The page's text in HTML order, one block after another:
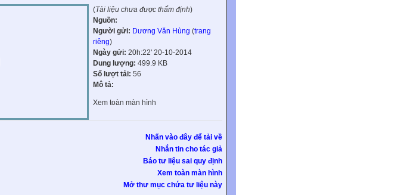
(Tài liệu chưa được thẩm định)
Nguồn:
Người gửi: Dương Văn Hùng (trang
riêng)
Ngày gửi: 20h:22' 20-10-2014
Dung lượng: 499.9 KB
Số lượt tải: 56
Mô tả:
Xem toàn màn hình
Nhấn vào đây để tải về
Nhắn tin cho tác giả
Báo tư liệu sai quy định
Xem toàn màn hình
Mở thư mục chứa tư liệu này